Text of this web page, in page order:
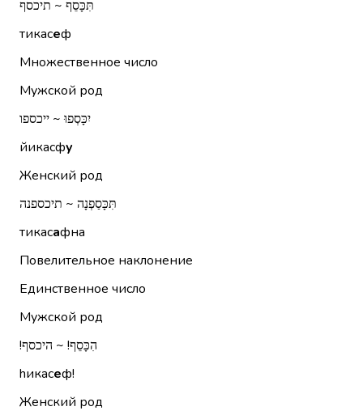
תִּכָּסֵף ~ תיכסף
тикасеф
Множественное число
Мужской род
יִכָּסְפוּ ~ ייכספו
йикасфу
Женский род
תִּכָּסַפְנָה ~ תיכספנה
тикасафна
Повелительное наклонение
Единственное число
Мужской род
הִכָּסֵף!‏ ~ היכסף!‏
hикасеф!
Женский род